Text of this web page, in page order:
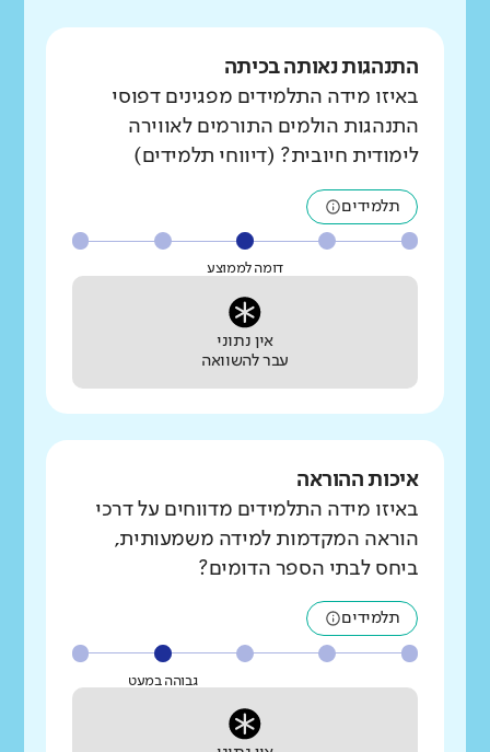
התנהגות נאותה בכיתה
באיזו מידה התלמידים מפגינים דפוסי
התנהגות הולמים התורמים לאווירה
לימודית חיובית? (דיווחי תלמידים)
תלמידים
דומה לממוצע
אין נתוני
עבר להשוואה
איכות ההוראה
באיזו מידה התלמידים מדווחים על דרכי
הוראה המקדמות למידה משמעותית,
ביחס לבתי הספר הדומים?
תלמידים
גבוהה במעט